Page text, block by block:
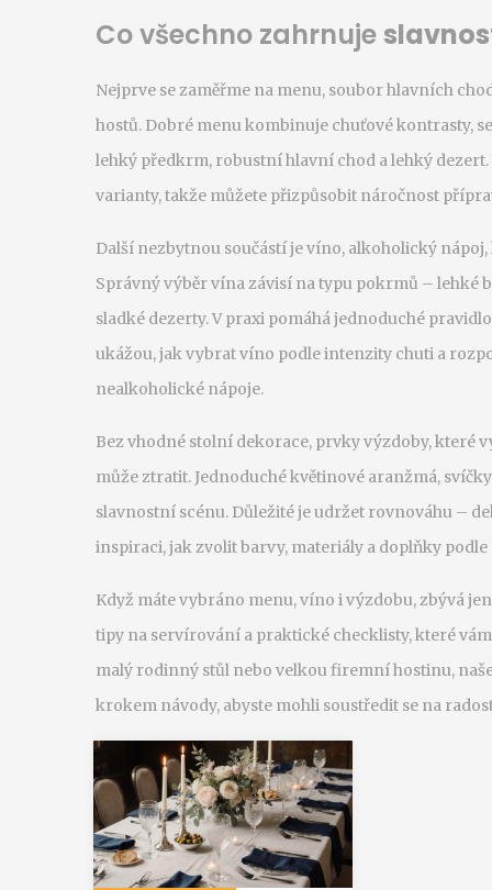
Co všechno zahrnuje
Nejprve se zaměřme na menu, soubor hlavních
hostů. Dobré menu kombinuje chuťové kontrasty,
lehký předkrm, robustní hlavní chod a lehký
varianty, takže můžete přizpůsobit náročnost
Další nezbytnou součástí jevíno, alkoholický
Správný výběr vína závisí na typu pokrmů – lehké
sladké dezerty. V praxi pomáhá jednoduché
ukážou, jak vybrat víno podle intenzity chuti a
nealkoholické nápoje.
Bez vhodné stolní dekorace, prvky výzdoby, které
může ztratit. Jednoduché květinové aranžmá,
slavnostní scénu. Důležité je udržet rovnováhu –
inspiraci, jak zvolit barvy, materiály a doplňky
Když máte vybráno menu, víno i výzdobu, zbývá
tipy na servírování a praktické checklisty, které
malý rodinný stůl nebo velkou firemní hostinu,
krokem návody, abyste mohli soustředit se na